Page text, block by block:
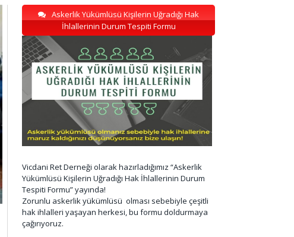
Askerlik Yükümlüsü Kişilerin Uğradığı Hak
İhlallerinin Durum Tespiti Formu
Vicdani Ret Derneği olarak hazırladığımız “Askerlik
Yükümlüsü Kişilerin Uğradığı Hak İhlallerinin Durum
Tespiti Formu” yayında!
Zorunlu askerlik yükümlüsü olması sebebiyle çeşitli
hak ihlalleri yaşayan herkesi, bu formu doldurmaya
çağırıyoruz.